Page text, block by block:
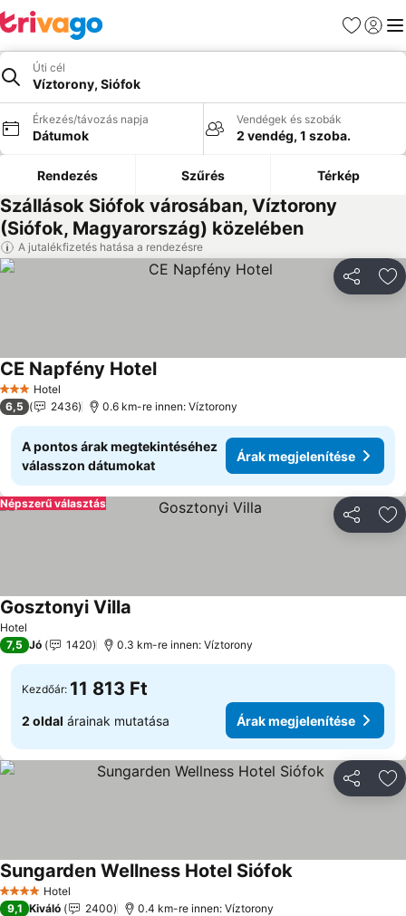
Kedvencek
Úti cél
Víztorony, Siófok
Érkezés/távozás napja
Dátumok
Vendégek és szobák
2 vendég, 1 szoba.
Rendezés Szűrés Térkép
Szállások Siófok városában, Víztorony
(Siófok, Magyarország) közelében
A jutalékfizetés hatása a rendezésre
3 Kategória
Hotel
CE Napfény HotelÁrak megjelenítése
6,5 2436 0.6 km-re innen: Víztorony
A pontos árak megtekintéséhez
válasszon dátumokat
Árak megjelenítése
Népszerű választás
Hotel
Gosztonyi Villa
7,5 Jó 1420 0.3 km-re innen: Víztorony
Kezdőár: 11 813 Ft
2 oldal árainak mutatása Árak megjelenítése
4 KategóriaHotel
Sungarden Wellness Hotel SiófokÁrak
9,1 Kiváló 2400 0.4 km-re innen: Víztorony